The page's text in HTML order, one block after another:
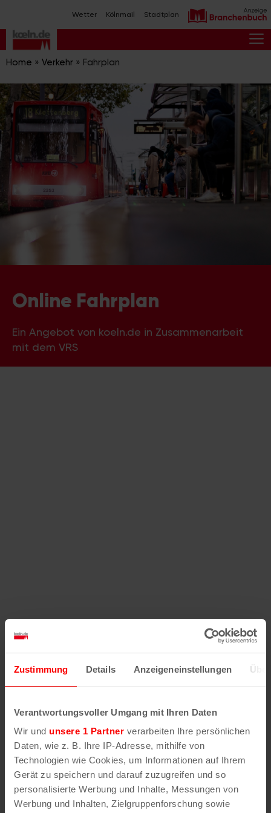
Zustimmung Details Anzeigeneinstellungen
Verantwortungsvoller Umgang mit Ihren Daten
Wir und unsere 1 Partner verarbeiten Ihre persönlichen
Daten, wie z. B. Ihre IP-Adresse, mithilfe von
Technologien wie Cookies, um Informationen auf Ihrem
Gerät zu speichern und darauf zuzugreifen und so
personalisierte Werbung und Inhalte, Messungen von
Werbung und Inhalten, Zielgruppenforschung sowie
Inhalt
springen
Wetter Kölnmail Stadtplan
Home » Verkehr » Fahrplan
Online Fahrplan
Ein Angebot von koeln.de in Zusammenarbeit
mit dem VRS